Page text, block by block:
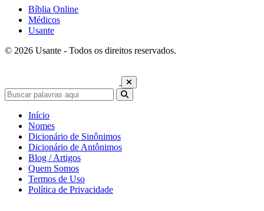
Bíblia Online
Médicos
Usante
© 2026 Usante - Todos os direitos reservados.
Início
Nomes
Dicionário de Sinônimos
Dicionário de Antônimos
Blog / Artigos
Quem Somos
Termos de Uso
Política de Privacidade